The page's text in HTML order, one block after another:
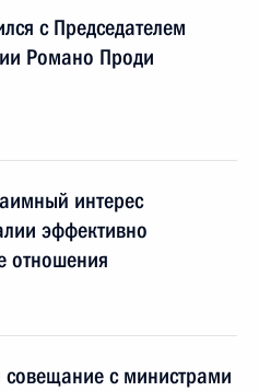
с Председателем
Романо Проди
интерес
эффективно
отношения
с министрами